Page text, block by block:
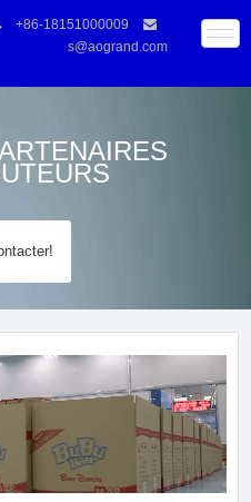
+86-18151000009
s@aogrand.com